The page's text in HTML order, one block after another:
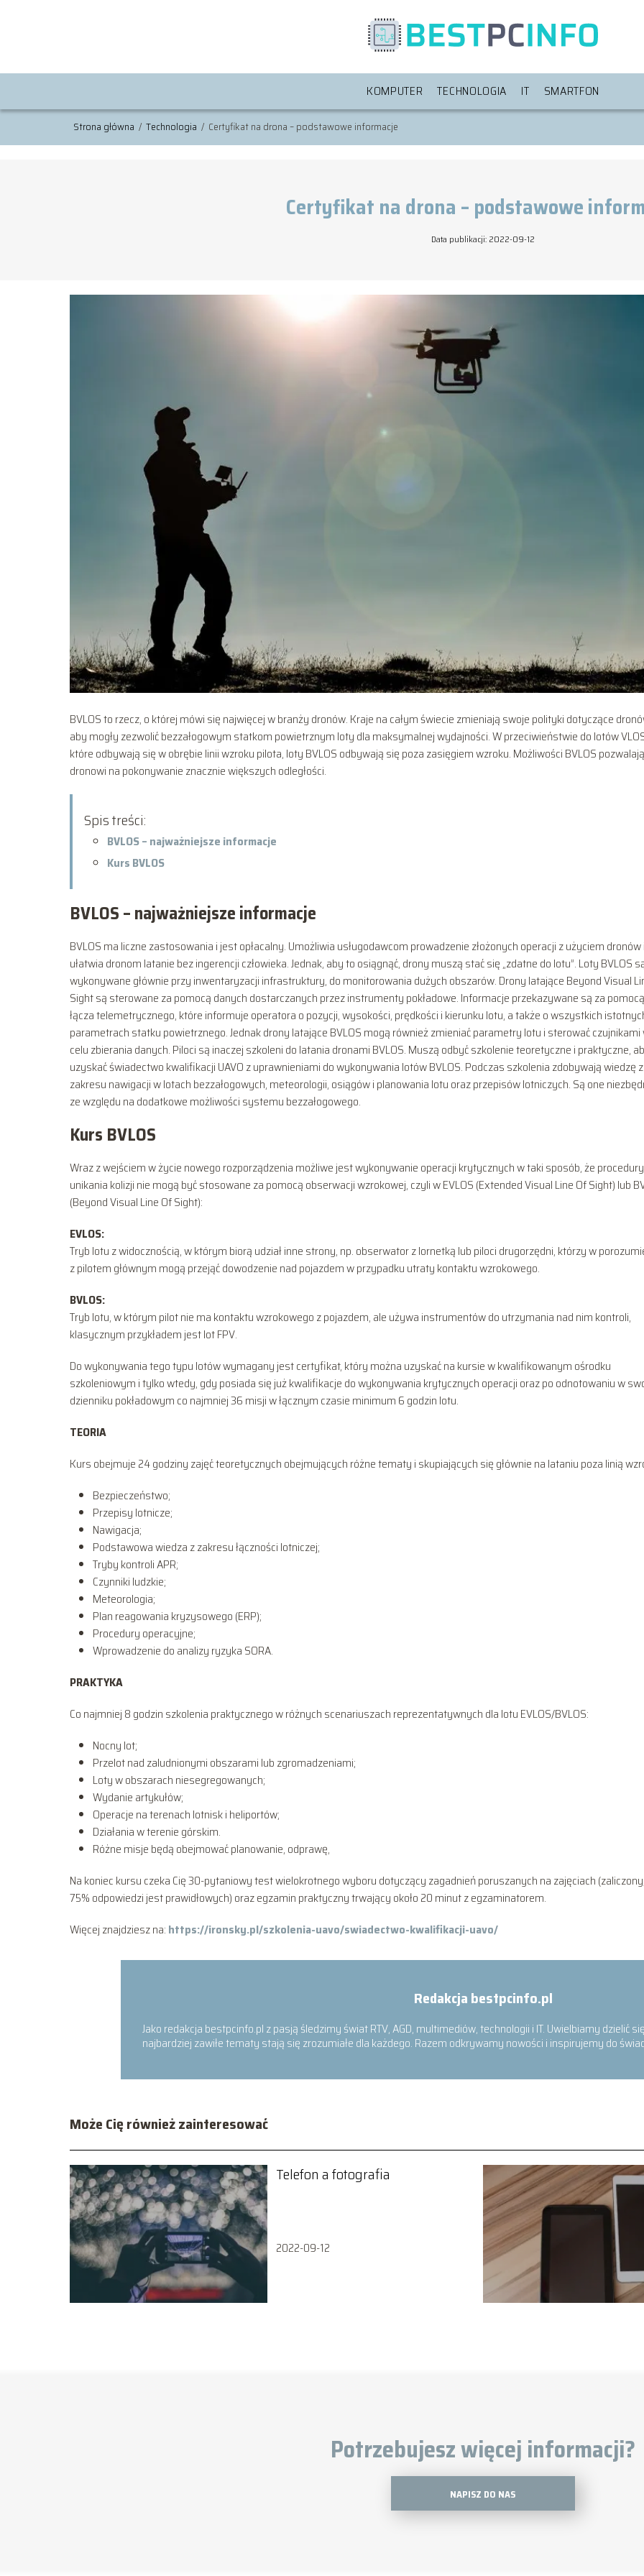
KOMPUTER TECHNOLOGIA IT SMARTFON
Strona główna / Technologia / Certyfikat na drona – podstawowe informacje
Certyfikat na drona – podstawowe
Data publikacji: 2022-09-12
BVLOS to rzecz, o której mówi się najwięcej w branży dronów. Kraje na całym świecie zmieniają swoje polityki dotyczące
aby mogły zezwolić bezzałogowym statkom powietrznym loty dla maksymalnej wydajności. W przeciwieństwie do lotów
które odbywają się w obrębie linii wzroku pilota, loty BVLOS odbywają się poza zasięgiem wzroku. Możliwości BVLOS pozwalają
dronowi na pokonywanie znacznie większych odległości.
Spis treści:
BVLOS – najważniejsze informacje
Kurs BVLOS
BVLOS – najważniejsze informacje
BVLOS ma liczne zastosowania i jest opłacalny. Umożliwia usługodawcom prowadzenie złożonych operacji z użyciem dronów i
ułatwia dronom latanie bez ingerencji człowieka. Jednak, aby to osiągnąć, drony muszą stać się „zdatne do lotu”. Loty BVLOS
wykonywane głównie przy inwentaryzacji infrastruktury, do monitorowania dużych obszarów. Drony latające Beyond Visual
Sight są sterowane za pomocą danych dostarczanych przez instrumenty pokładowe. Informacje przekazywane są za pomocą
łącza telemetrycznego, które informuje operatora o pozycji, wysokości, prędkości i kierunku lotu, a także o wszystkich
parametrach statku powietrznego. Jednak drony latające BVLOS mogą również zmieniać parametry lotu i sterować czujnikami
celu zbierania danych. Piloci są inaczej szkoleni do latania dronami BVLOS. Muszą odbyć szkolenie teoretyczne i praktyczne,
uzyskać świadectwo kwalifikacji UAVO z uprawnieniami do wykonywania lotów BVLOS. Podczas szkolenia zdobywają wiedzę z
zakresu nawigacji w lotach bezzałogowych, meteorologii, osiągów i planowania lotu oraz przepisów lotniczych. Są one
ze względu na dodatkowe możliwości systemu bezzałogowego.
Kurs BVLOS
Wraz z wejściem w życie nowego rozporządzenia możliwe jest wykonywanie operacji krytycznych w taki sposób, że procedury
unikania kolizji nie mogą być stosowane za pomocą obserwacji wzrokowej, czyli w EVLOS (Extended Visual Line Of Sight) lub
(Beyond Visual Line Of Sight):
EVLOS:
Tryb lotu z widocznością, w którym biorą udział inne strony, np. obserwator z lornetką lub piloci drugorzędni, którzy w
z pilotem głównym mogą przejąć dowodzenie nad pojazdem w przypadku utraty kontaktu wzrokowego.
BVLOS:
Tryb lotu, w którym pilot nie ma kontaktu wzrokowego z pojazdem, ale używa instrumentów do utrzymania nad nim kontroli,
klasycznym przykładem jest lot FPV.
Do wykonywania tego typu lotów wymagany jest certyfikat, który można uzyskać na kursie w kwalifikowanym ośrodku
szkoleniowym i tylko wtedy, gdy posiada się już kwalifikacje do wykonywania krytycznych operacji oraz po odnotowaniu w
dzienniku pokładowym co najmniej 36 misji w łącznym czasie minimum 6 godzin lotu.
TEORIA
Kurs obejmuje 24 godziny zajęć teoretycznych obejmujących różne tematy i skupiających się głównie na lataniu poza linią
Bezpieczeństwo;
Przepisy lotnicze;
Nawigacja;
Podstawowa wiedza z zakresu łączności lotniczej;
Tryby kontroli APR;
Czynniki ludzkie;
Meteorologia;
Plan reagowania kryzysowego (ERP);
Procedury operacyjne;
Wprowadzenie do analizy ryzyka SORA.
PRAKTYKA
Co najmniej 8 godzin szkolenia praktycznego w różnych scenariuszach reprezentatywnych dla lotu EVLOS/BVLOS:
Nocny lot;
Przelot nad zaludnionymi obszarami lub zgromadzeniami;
Loty w obszarach niesegregowanych;
Wydanie artykułów;
Operacje na terenach lotnisk i heliportów;
Działania w terenie górskim.
Różne misje będą obejmować planowanie, odprawę,
Na koniec kursu czeka Cię 30-pytaniowy test wielokrotnego wyboru dotyczący zagadnień poruszanych na zajęciach
75% odpowiedzi jest prawidłowych) oraz egzamin praktyczny trwający około 20 minut z egzaminatorem.
Więcej znajdziesz na: https://ironsky.pl/szkolenia-uavo/swiadectwo-kwalifikacji-uavo/
Redakcja bestpcinfo.pl
Jako redakcja bestpcinfo.pl z pasją śledzimy świat RTV, AGD, multimediów, technologii i IT. Uwielbiamy dzielić
najbardziej zawiłe tematy stają się zrozumiałe dla każdego. Razem odkrywamy nowości i inspirujemy do
Może Cię również zainteresować
Telefon a fotografia
2022-09-12
Potrzebujesz więcej informacji?
NAPISZ DO NAS